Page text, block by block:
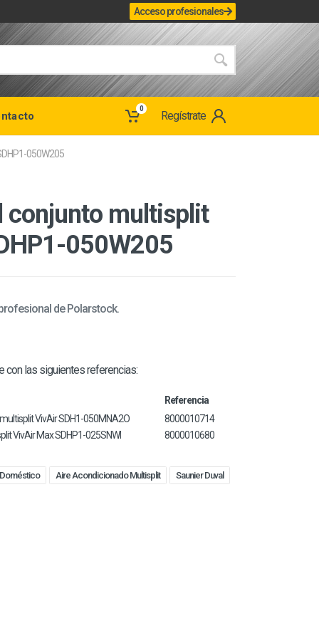
Acceso profesionales
0
Regístrate
050W205
conjunto multisplit
050W205
de Polarstock.
con las siguientes referencias:
Referencia
VivAir SDH1-050MNA2O
8000010714
VivAir Max SDHP1-025SNWI
8000010680
Aire Acondicionado Multisplit Saunier Duval